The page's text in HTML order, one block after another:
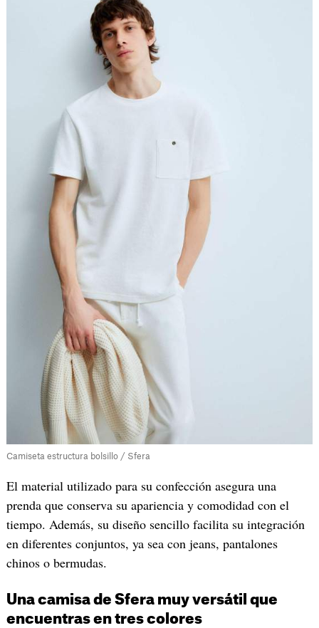
Camiseta estructura bolsillo / Sfera
El material utilizado para su confección asegura una
prenda que conserva su apariencia y comodidad con el
tiempo. Además, su diseño sencillo facilita su integración
en diferentes conjuntos, ya sea con jeans, pantalones
chinos o bermudas.
Una camisa de Sfera muy versátil que
encuentras en tres colores